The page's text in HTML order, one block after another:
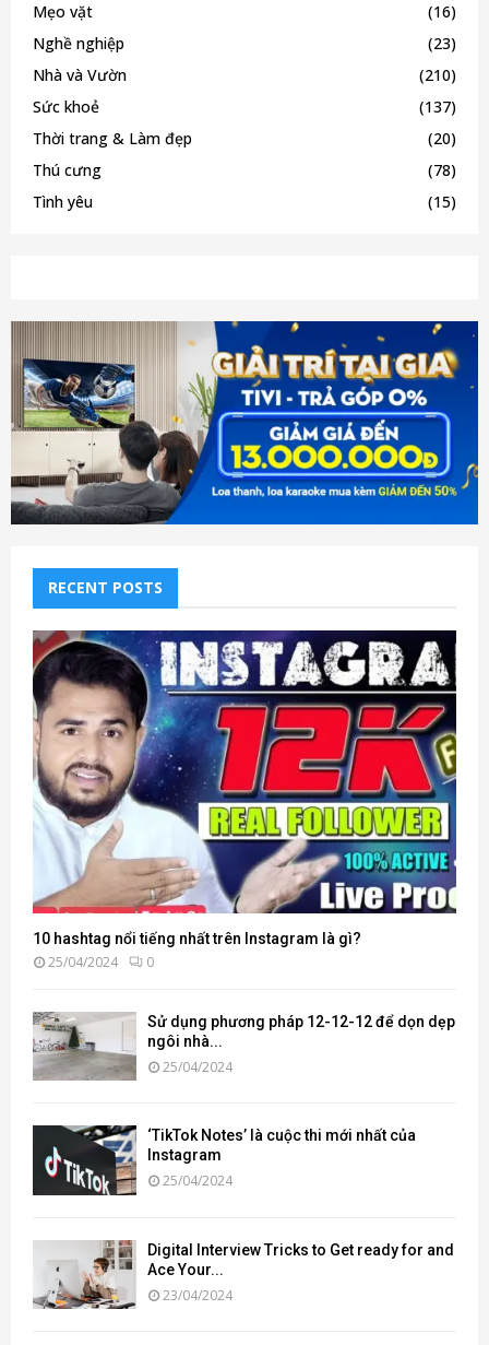
Mẹo vặt
(16)
Nghề nghiệp
(23)
Nhà và Vườn
(210)
Sức khoẻ
(137)
Thời trang & Làm đẹp
(20)
Thú cưng
(78)
Tình yêu
(15)
RECENT POSTS
10 hashtag nổi tiếng nhất trên Instagram là gì?
25/04/2024 0
Sử dụng phương pháp 12-12-12 để dọn dẹp
ngôi nhà...
25/04/2024
‘TikTok Notes’ là cuộc thi mới nhất của
Instagram
25/04/2024
Digital Interview Tricks to Get ready for and
Ace Your...
23/04/2024